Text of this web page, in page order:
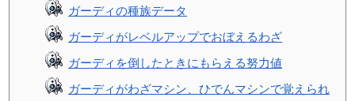
ガーディの種族データ
ガーディがレベルアップでおぼえるわざ
ガーディを倒したときにもらえる努力値
ガーディがわざマシン、ひでんマシンで覚えられ